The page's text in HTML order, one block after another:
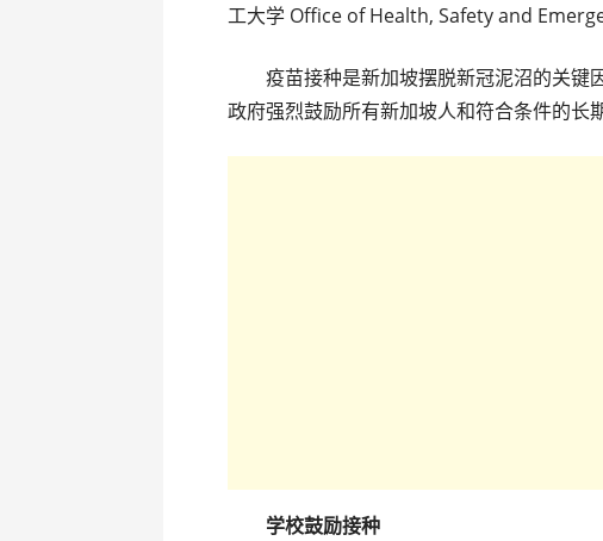
工大学 Office of Health, Safety and
疫苗接种是新加坡摆脱新冠泥沼的关键
政府强烈鼓励所有新加坡人和符合条件的长
学校鼓励接种